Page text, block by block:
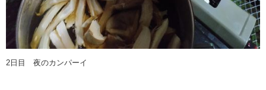
2日目 夜のカンパーイ